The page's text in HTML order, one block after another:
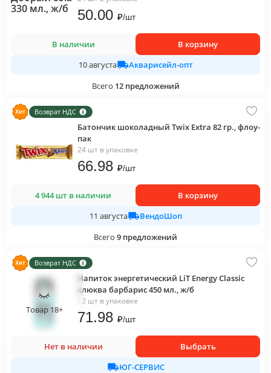
50.00 ₽/шт
В наличии
В корзину
10 августа
Акварисейл-опт
Всего 12 предложений
Возврат НДС
Батончик шоколадный Twix Extra 82 гр., флоу-
пак
24 шт в упаковке
66.98 ₽/шт
4 944 шт в наличии
В корзину
11 августа
ВендоШоп
Всего 9 предложений
Возврат НДС
Товар 18+
Напиток энергетический LiT Energy Classic
клюква барбарис 450 мл., ж/б
12 шт в упаковке
71.98 ₽/шт
Нет в наличии
Выбрать
ЮГ-СЕРВИС